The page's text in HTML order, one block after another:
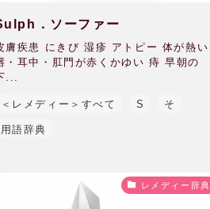
．ソーファー
膚疾患 にきび 湿疹 アトピー 体が熱い
・耳中・肛門が赤くかゆい 痔 早朝の
...
＜レメディー＞すべて S そ
用語辞典
レメディー辞典